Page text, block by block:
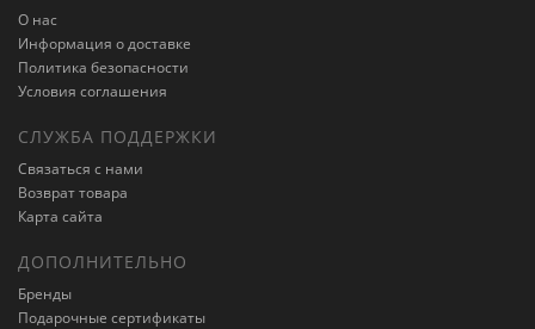
О нас
Информация о доставке
Политика безопасности
Условия соглашения
СЛУЖБА ПОДДЕРЖКИ
Связаться с нами
Возврат товара
Карта сайта
ДОПОЛНИТЕЛЬНО
Бренды
Подарочные сертификаты